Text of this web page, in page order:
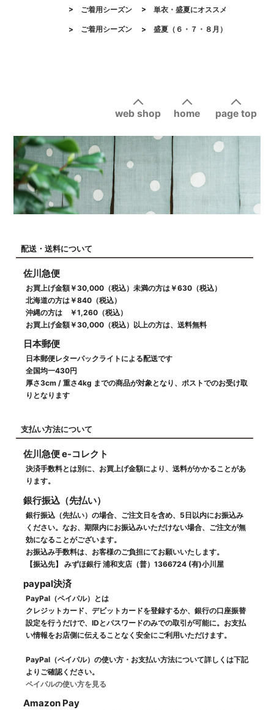
> ご着用シーズン > 単衣・盛夏にオススメ
> ご着用シーズン > 盛夏（６・７・８月）
page top
home
web shop
配送・送料について
佐川急便
お買上げ金額￥30,000（税込）未満の方は￥630（税込）
北海道の方は￥840（税込）
沖縄の方は ￥1,260（税込）
お買上げ金額￥30,000（税込）以上の方は、送料無料
日本郵便
日本郵便レターパックライトによる配送です
全国均一430円
厚さ3cm / 重さ4kg までの商品が対象となり、ポストでのお受け取
りとなります
支払い方法について
佐川急便 e-コレクト
決済手数料とは別に、お買上げ金額により、送料がかかることがあ
ります。
銀行振込（先払い）
銀行振込（先払い）の場合、ご注文日を含め、5日以内にお振込み
ください。なお、期限内にお振込みいただけない場合、ご注文が無
効になることがございます。
お振込み手数料は、お客様のご負担にてお願いいたします。
【振込先】 みずほ銀行 浦和支店（普）1366724 (有)小川屋
paypal決済
PayPal（ペイパル）とは
クレジットカード、デビットカードを登録するか、銀行の口座振替
設定を行うだけで、IDとパスワードのみでの取引が可能に。お支払
い情報をお店側に伝えることなく安全にご利用いただけます。
PayPal（ペイパル）の使い方・お支払い方法について詳しくは下記
よりご確認ください。
ペイパルの使い方を見る
Amazon Pay